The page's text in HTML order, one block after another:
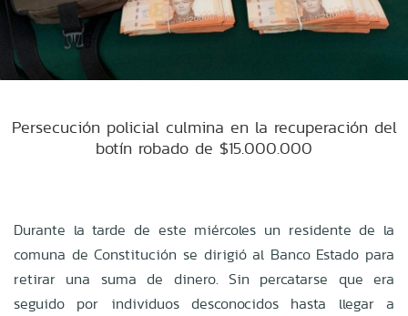
Persecución policial culmina en la recuperación del
botín robado de $15.000.000
Durante la tarde de este miércoles un residente de la
comuna de Constitución se dirigió al Banco Estado para
retirar una suma de dinero. Sin percatarse que era
seguido por individuos desconocidos hasta llegar a